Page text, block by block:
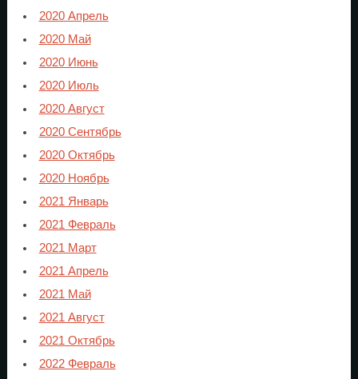
2020 Апрель
2020 Май
2020 Июнь
2020 Июль
2020 Август
2020 Сентябрь
2020 Октябрь
2020 Ноябрь
2021 Январь
2021 Февраль
2021 Март
2021 Апрель
2021 Май
2021 Август
2021 Октябрь
2022 Февраль